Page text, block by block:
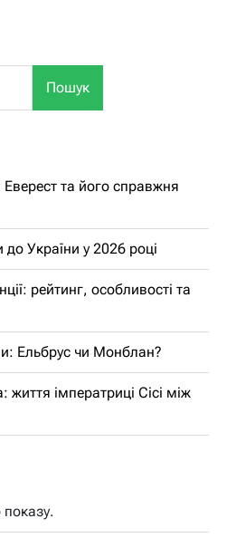
Пошук
та його справжня
України у 2026 році
рейтинг, особливості та
Ельбрус чи Монблан?
імператриці Сісі між